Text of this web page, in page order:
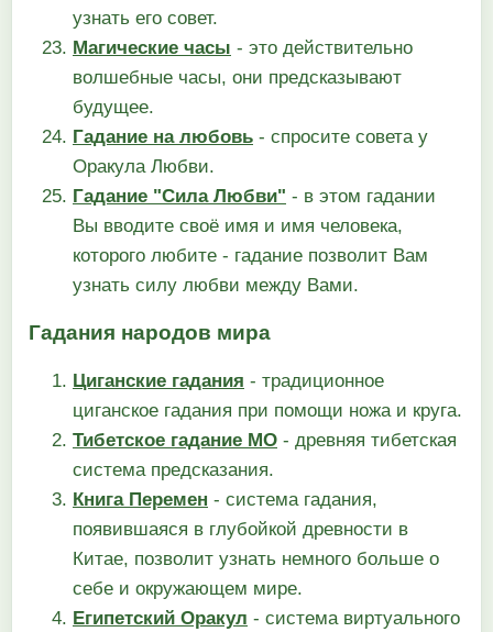
узнать его совет.
Магические часы - это действительно
волшебные часы, они предсказывают
будущее.
Гадание на любовь - спросите совета у
Оракула Любви.
Гадание "Сила Любви" - в этом гадании
Вы вводите своё имя и имя человека,
которого любите - гадание позволит Вам
узнать силу любви между Вами.
Гадания народов мира
Циганские гадания - традиционное
циганское гадания при помощи ножа и круга.
Тибетское гадание МО - древняя тибетская
система предсказания.
Книга Перемен - система гадания,
появившаяся в глубойкой древности в
Китае, позволит узнать немного больше о
себе и окружающем мире.
Египетский Оракул - система виртуального